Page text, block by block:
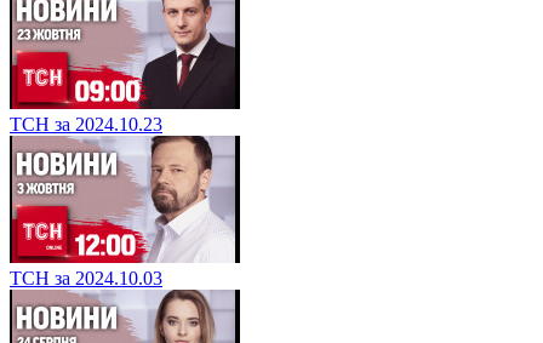
ТСН за 2024.10.23
ТСН за 2024.10.03